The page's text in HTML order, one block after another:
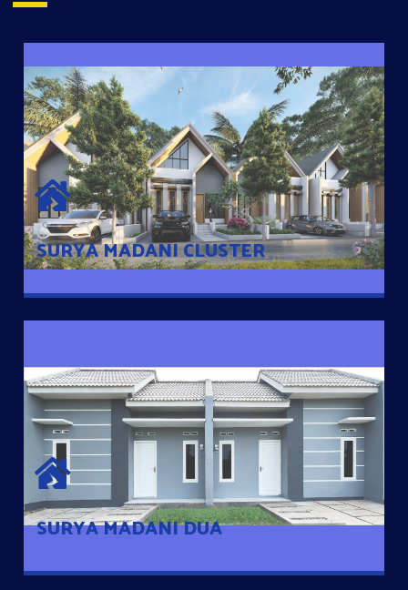
SURYA MADANI CLUSTER
SURYA MADANI CLUSTER
Desain Modern Minimalis dengan Konsep Rumah Pintar
Sehingga Memudahkan Penghuni mengakses rumahnya
dengan Ponsel
SURYA MADANI DUA
SURYA MADANI DUA
Satu-satunya Hunian nyaman dengan harga subsidi hanya 100
jutaan dengan lokasi strategis di Tuban